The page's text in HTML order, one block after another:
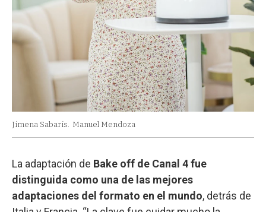
Jimena Sabaris. Manuel Mendoza
La adaptación de Bake off de Canal 4 fue
distinguida como una de las mejores
adaptaciones del formato en el mundo, detrás de